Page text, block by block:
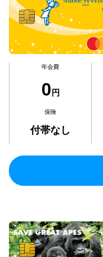
年会費
0 円
保険
付帯なし